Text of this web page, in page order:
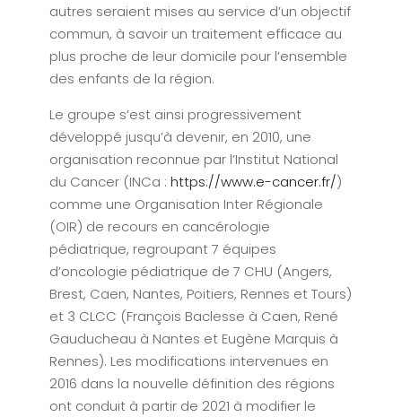
autres seraient mises au service d’un objectif
commun, à savoir un traitement efficace au
plus proche de leur domicile pour l’ensemble
des enfants de la région.
Le groupe s’est ainsi progressivement
développé jusqu’à devenir, en 2010, une
organisation reconnue par l’Institut National
du Cancer (INCa : https://www.e-cancer.fr/)
comme une Organisation Inter Régionale
(OIR) de recours en cancérologie
pédiatrique, regroupant 7 équipes
d’oncologie pédiatrique de 7 CHU (Angers,
Brest, Caen, Nantes, Poitiers, Rennes et Tours)
et 3 CLCC (François Baclesse à Caen, René
Gauducheau à Nantes et Eugène Marquis à
Rennes). Les modifications intervenues en
2016 dans la nouvelle définition des régions
ont conduit à partir de 2021 à modifier le